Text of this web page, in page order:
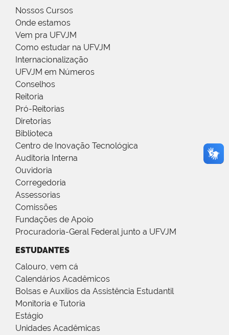
Nossos Cursos
Onde estamos
Vem pra UFVJM
Como estudar na UFVJM
Internacionalização
UFVJM em Números
Conselhos
Reitoria
Pró-Reitorias
Diretorias
Biblioteca
Centro de Inovação Tecnológica
Auditoria Interna
Ouvidoria
Corregedoria
Assessorias
Comissões
Fundações de Apoio
Procuradoria-Geral Federal junto a UFVJM
ESTUDANTES
Calouro, vem cá
Calendários Acadêmicos
Bolsas e Auxílios da Assistência Estudantil
Monitoria e Tutoria
Estágio
Unidades Acadêmicas